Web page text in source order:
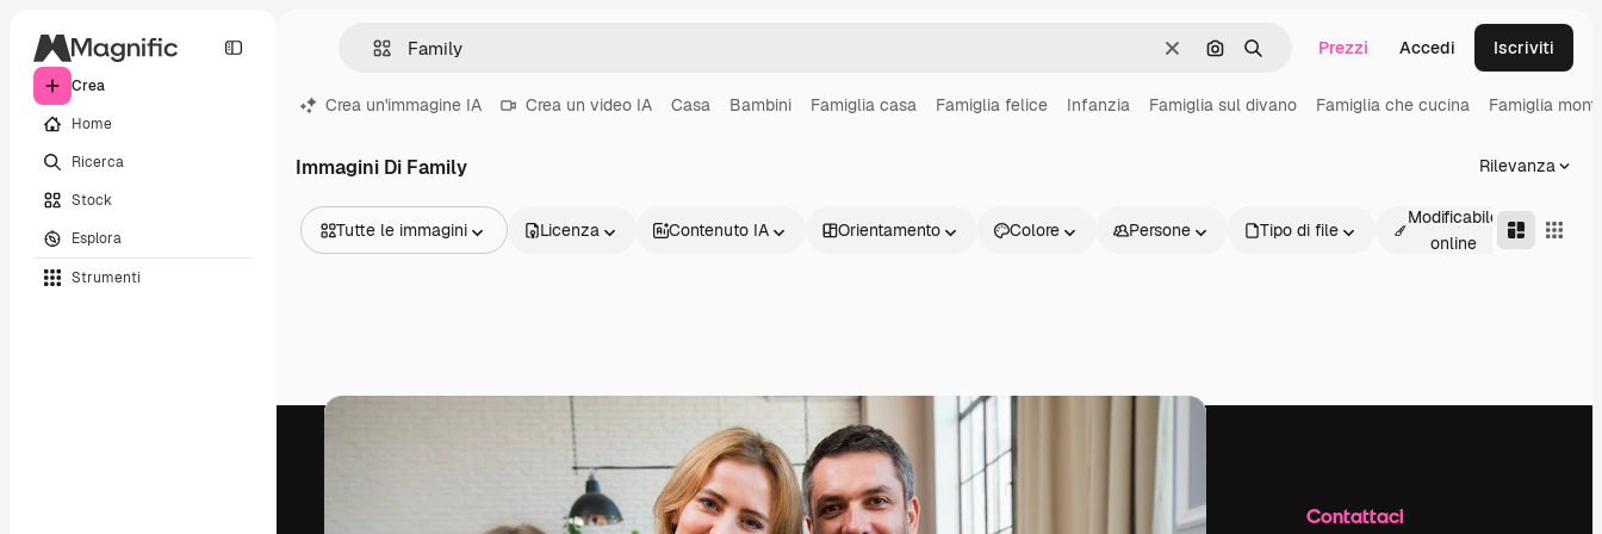
Crea
Home
Ricerca
Stock
Esplora
Strumenti
CancellaCerca per immagine
Ricerca Prezzi Accedi Iscriviti
Crea un'immagine IA Crea un video IA Casa Bambini Famiglia casa Famiglia felice Infanzia Famiglia sul divano Famiglia che cucina Famiglia
Immagini Di Family Rilevanza
Tutte le immagini
Video
Licenza Contenuto IA Orientamento Colore Persone Tipo di file
Modificabile
online
Prodotti Azienda Contattaci